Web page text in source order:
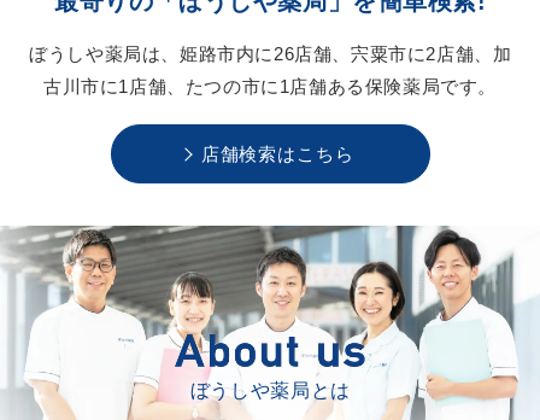
ぼうしや薬局は、 姫路市内に26店舗、 宍粟市に2店舗、 加
古川市に1店舗、 たつの市に1店舗ある保険薬局です。
店舗検索はこちら
ぼうしや薬局とは